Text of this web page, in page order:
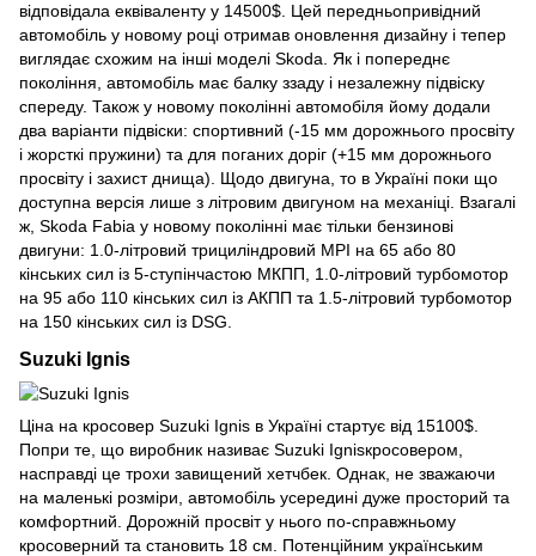
відповідала еквіваленту у 14500$. Цей передньопривідний
автомобіль у новому році отримав оновлення дизайну і тепер
виглядає схожим на інші моделі Skoda. Як і попереднє
покоління, автомобіль має балку ззаду і незалежну підвіску
спереду. Також у новому поколінні автомобіля йому додали
два варіанти підвіски: спортивний (-15 мм дорожнього просвіту
і жорсткі пружини) та для поганих доріг (+15 мм дорожнього
просвіту і захист днища). Щодо двигуна, то в Україні поки що
доступна версія лише з літровим двигуном на механіці. Взагалі
ж, Skoda Fabia у новому поколінні має тільки бензинові
двигуни: 1.0-літровий трициліндровий MPI на 65 або 80
кінських сил із 5-ступінчастою МКПП, 1.0-літровий турбомотор
на 95 або 110 кінських сил із АКПП та 1.5-літровий турбомотор
на 150 кінських сил із DSG.
Suzuki Ignis
Ціна на кросовер Suzuki Ignis в Україні стартує від 15100$.
Попри те, що виробник називає Suzuki Ignisкросовером,
насправді це трохи завищений хетчбек. Однак, не зважаючи
на маленькі розміри, автомобіль усередині дуже просторий та
комфортний. Дорожній просвіт у нього по-справжньому
кросоверний та становить 18 см. Потенційним українським